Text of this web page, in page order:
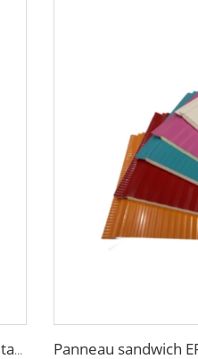
2024 Panneau de bardage isolant décoratif étanche économique Panneau sandwich en mousse de polystyrène panneau métallique